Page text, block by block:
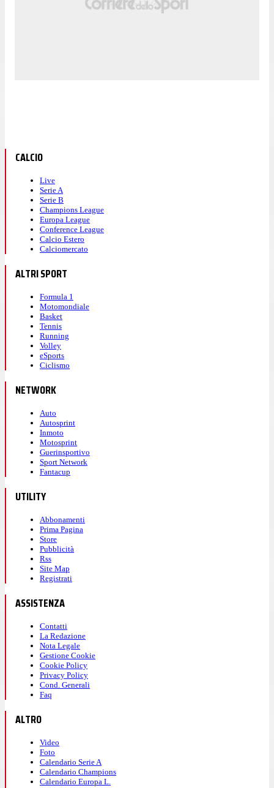
CALCIO
Live
Serie A
Serie B
Champions League
Europa League
Conference League
Calcio Estero
Calciomercato
ALTRI SPORT
Formula 1
Motomondiale
Basket
Tennis
Running
Volley
eSports
Ciclismo
NETWORK
Auto
Autosprint
Inmoto
Motosprint
Guerinsportivo
Sport Network
Fantacup
UTILITY
Abbonamenti
Prima Pagina
Store
Pubblicità
Rss
Site Map
Registrati
ASSISTENZA
Contatti
La Redazione
Nota Legale
Gestione Cookie
Cookie Policy
Privacy Policy
Cond. Generali
Faq
ALTRO
Video
Foto
Calendario Serie A
Calendario Champions
Calendario Europa L.